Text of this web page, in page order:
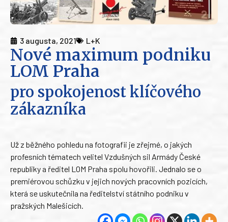
3 augusta, 2021 L+K
Nové maximum podniku
LOM Praha
pro spokojenost klíčového
zákazníka
Už z běžného pohledu na fotografii je zřejmé, o jakých
profesních tématech velitel Vzdušných sil Armády České
republiky a ředitel LOM Praha spolu hovořili. Jednalo se o
premiérovou schůzku v jejich nových pracovních pozicích,
která se uskutečnila na ředitelství státního podniku v
pražských Malešicích.